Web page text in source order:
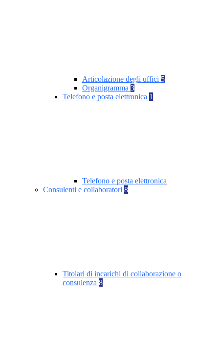
Articolazione degli uffici 5
Organigramma 3
Telefono e posta elettronica 1
Telefono e posta elettronica
Consulenti e collaboratori 8
Titolari di incarichi di collaborazione o
consulenza 8